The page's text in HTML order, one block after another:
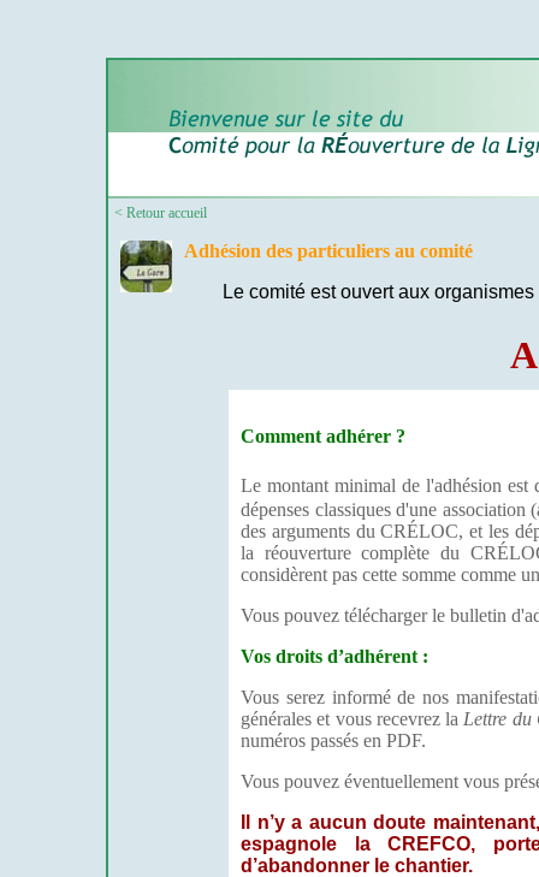
< Retour accueil
Adhésion des particuliers au comité
Le comité est ouvert aux
Comment adhérer ?
Le montant minimal de l'adhésion est
dépenses classiques d'une
des arguments du CRÉLOC, et les
la réouverture complète du
considèrent pas cette somme comme
Vous pouvez télécharger le bulletin
Vos droits d’adhérent :
Vous serez informé de nos
générales et vous recevrez la Lettre du
numéros passés en PDF.
Vous pouvez éventuellement vous
Il n’y a aucun doute
espagnole la CREFCO,
d’abandonner le chantier.